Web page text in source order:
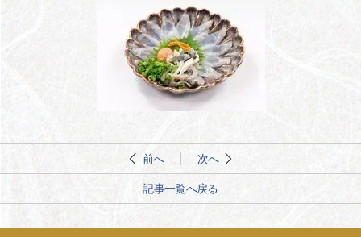
前へ 次へ
記事一覧へ戻る